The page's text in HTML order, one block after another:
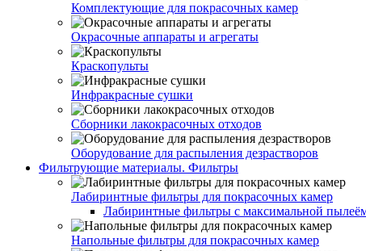
Комплектующие для покрасочных камер
Окрасочные аппараты и агрегаты
Краскопульты
Инфракрасные сушки
Сборники лакокрасочных отходов
Оборудование для распыления дезрастворов
Фильтрующие материалы. Фильтры
Лабиринтные фильтры для покрасочных камер
Лабиринтные фильтры с максимальной
Напольные фильтры для покрасочных камер